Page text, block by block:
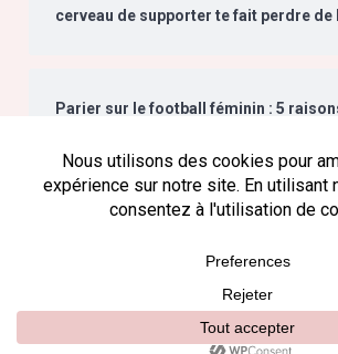
cerveau de supporter te fait perdre de
Parier sur le football féminin : 5
en profiter)
La méthode pour identifier les value